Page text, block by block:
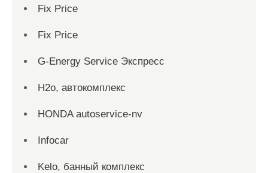
Fix Price
Fix Price
G-Energy Service Экспресс
H2о, автокомплекс
HONDA autoservice-nv
Infocar
Kelo, банный комплекс